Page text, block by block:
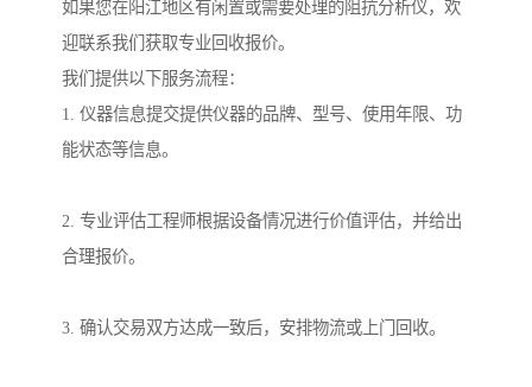
如果您在阳江地区有闲置或需要处理的阻抗分析仪，欢
迎联系我们获取专业回收报价。
我们提供以下服务流程：
1. 仪器信息提交提供仪器的品牌、型号、使用年限、功
能状态等信息。
2. 专业评估工程师根据设备情况进行价值评估，并给出
合理报价。
3. 确认交易双方达成一致后，安排物流或上门回收。